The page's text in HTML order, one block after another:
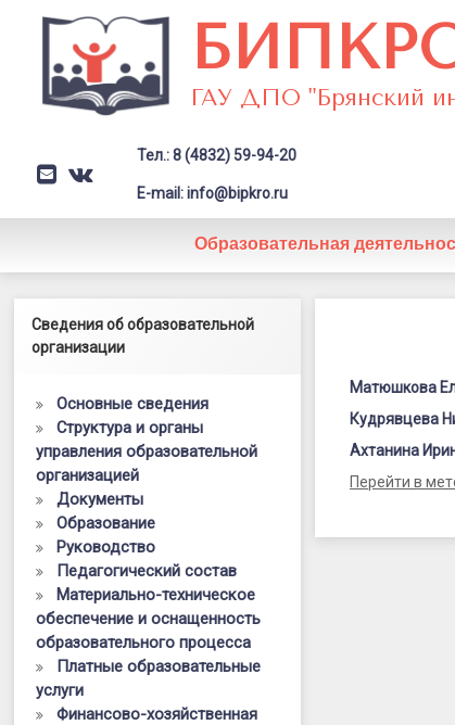
содержимому
ГАУ ДПО "Брянский
E-mail
VK Заголовок сайта →
Тел.: 8 (4832) 59-94-20
E-mail: info@bipkro.ru
Образовательная
Матюшкова
Кудрявцева
Ахтанина
Перейти в
Левый сайдбар
Сведения об образовательной
организации
Основные сведения
Структура и органы
управления образовательной
организацией
Документы
Образование
Руководство
Педагогический состав
Материально-техническое
обеспечение и оснащенность
образовательного процесса
Платные образовательные
услуги
Финансово-хозяйственная